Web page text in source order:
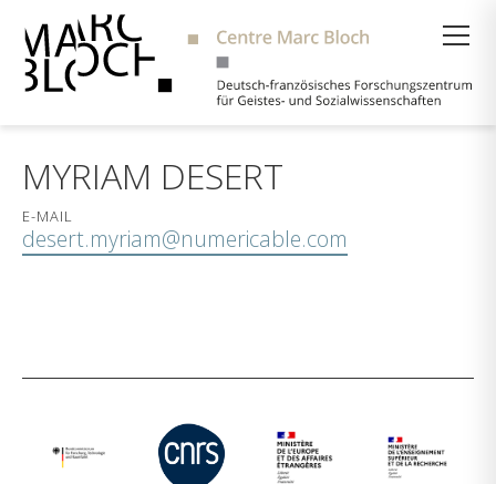
MYRIAM DESERT
E-MAIL
desert.myriam@numericable.com